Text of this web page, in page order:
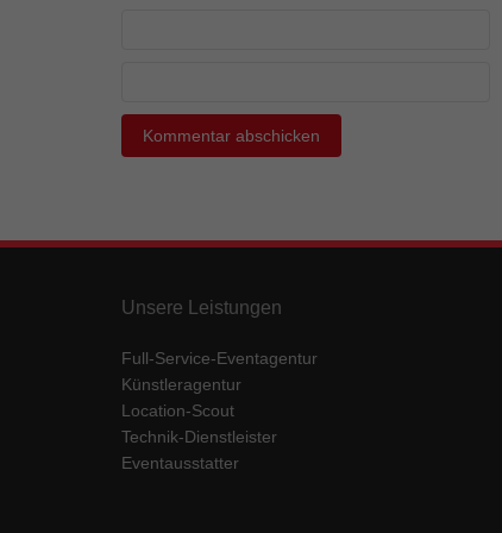
Unsere Leistungen
Full-Service-Eventagentur
Künstleragentur
Location-Scout
Technik-Dienstleister
Eventausstatter